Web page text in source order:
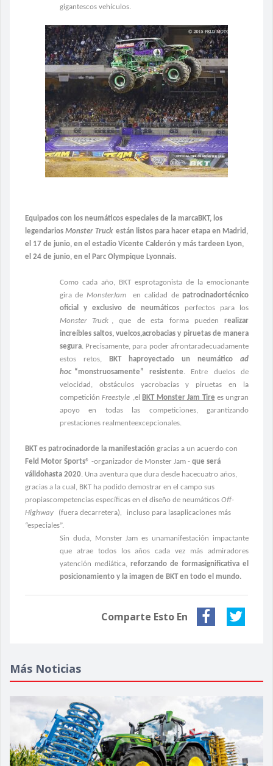
gigantescos vehículos.
Equipados con los neumáticos especiales de la marcaBKT, los
legendarios Monster Truck están listos para hacer etapa en Madrid,
el 17 de junio, en el estadio Vicente Calderón y más tardeen Lyon,
el 24 de junio, en el Parc Olympique Lyonnais.
Como cada año, BKT esprotagonista de la emocionante
gira de MonsterJam en calidad depatrocinadortécnico
oficial y exclusivo de neumáticos
perfectos para los
Monster Truck
, que de esta forma puedenrealizar
increíbles saltos, vuelcos,acrobacias y piruetas de manera
segura. Precisamente, para poder afrontaradecuadamente
estos retos,
BKT haproyectado un neumáticoad
hoc “monstruosamente” resistente . Entre duelos de
velocidad, obstáculos yacrobacias y piruetas en la
competiciónFreestyle ,el BKT Monster Jam Tire es ungran
apoyo en todas las competiciones, garantizando
prestaciones realmenteexcepcionales.
BKT es patrocinadorde la manifestación gracias a un acuerdo con
Feld Motor Sports® -organizador de Monster Jam - que será
vá lidohasta 2020 . Una aventura que dura desde hacecuatro años,
gracias a la cual, BKT ha podido demostrar en el campo sus
propiascompetencias específicas en el diseño de neumáticos Off-
Highway
(fuera decarretera)
incluso para lasaplicaciones más
“especiales”.
Sin duda, Monster Jam es unamanifestación impactante
que atrae todos los años cada vez más admiradores
yatención mediática, reforzando de formasignificativa el
posicionamiento y la imagen de BKT en todo el mundo.
Comparte Esto En
Más Noticias